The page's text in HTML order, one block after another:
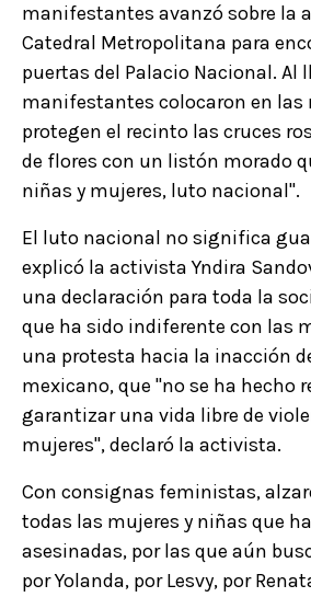
manifestantes avanzó sobre la
Catedral Metropolitana para
puertas del Palacio Nacional. Al
manifestantes colocaron en las
protegen el recinto las cruces
de flores con un listón morado
niñas y mujeres, luto nacional".
El luto nacional no significa
explicó la activista Yndira
una declaración para toda la
que ha sido indiferente con las
una protesta hacia la inacción
mexicano, que "no se ha hecho
garantizar una vida libre de
mujeres", declaró la activista.
Con consignas feministas,
todas las mujeres y niñas que
asesinadas, por las que aún
por Yolanda, por Lesvy, por